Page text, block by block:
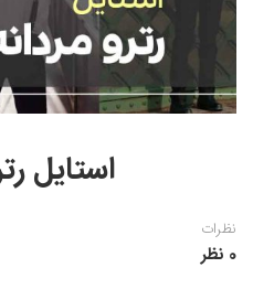
نقاشی کودک و نوجوان
طراحی سیاه قلم
نقاشی مینیاتور(نگارگری)
خط نقاشی
استایل
نظرات
0 نظر